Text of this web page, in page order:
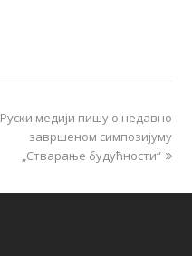
Руски медији пишу о недавно
завршеном симпозијуму
„Стварање будућности“